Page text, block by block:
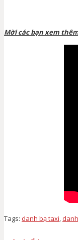
Mời các bạn xem
Tags: danh bạ taxi,